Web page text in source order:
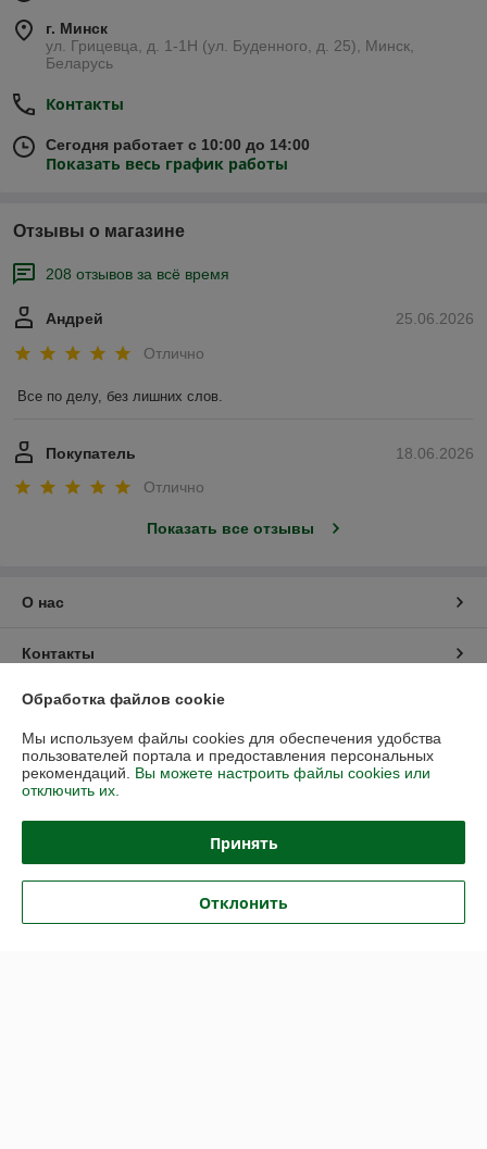
г. Минск
ул. Грицевца, д. 1-1Н (ул. Буденного, д. 25), Минск,
Беларусь
Контакты
Сегодня работает с 10:00 до 14:00
Показать весь график работы
Отзывы о магазине
208 отзывов за всё время
25.06.2026
Андрей
Отлично
Все по делу, без лишних слов.
18.06.2026
Покупатель
Отлично
Показать все отзывы
О нас
Контакты
Доставка и оплата
График работы
Политика обработки cookies
Сайт создан на платформе Deal.by
Обработка файлов cookie
Мы используем файлы cookies для обеспечения удобства
пользователей портала и предоставления персональных
рекомендаций. Вы можете настроить файлы cookies или
отключить их.
Принять
Отклонить